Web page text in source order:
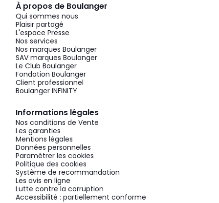
À propos de Boulanger
Qui sommes nous
Plaisir partagé
L'espace Presse
Nos services
Nos marques Boulanger
SAV marques Boulanger
Le Club Boulanger
Fondation Boulanger
Client professionnel
Boulanger INFINITY
Informations légales
Nos conditions de Vente
Les garanties
Mentions légales
Données personnelles
Paramétrer les cookies
Politique des cookies
Système de recommandation
Les avis en ligne
Lutte contre la corruption
Accessibilité : partiellement conforme